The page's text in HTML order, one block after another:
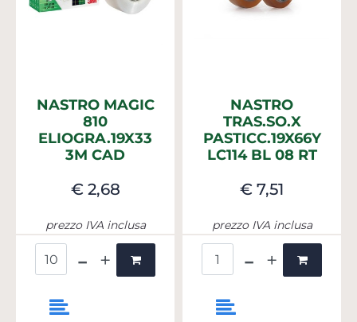
NASTRO MAGIC
810
ELIOGRA.19X33
3M CAD
€ 2,68
prezzo IVA inclusa
NASTRO
TRAS.SO.X
PASTICC.19X66Y
LC114 BL 08 RT
€ 7,51
prezzo IVA inclusa